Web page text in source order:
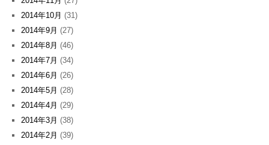
2014年10月 (31)
2014年9月 (27)
2014年8月 (46)
2014年7月 (34)
2014年6月 (26)
2014年5月 (28)
2014年4月 (29)
2014年3月 (38)
2014年2月 (39)